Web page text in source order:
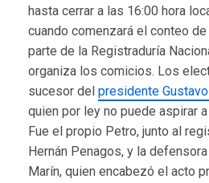
hasta cerrar a las 16:00 hora
cuando comenzará el conteo
parte de la Registraduría
organiza los comicios. Los
sucesor del presidente
quien por ley no puede aspirar
Fue el propio Petro, junto al
Hernán Penagos, y la
Marín, quien encabezó el acto